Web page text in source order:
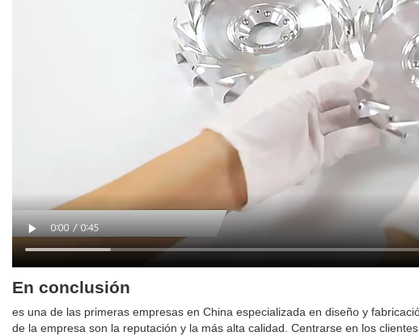
En conclusión
es una de las primeras empresas en China especializada en diseño y
de la empresa son la reputación y la más alta calidad. Centrarse en los